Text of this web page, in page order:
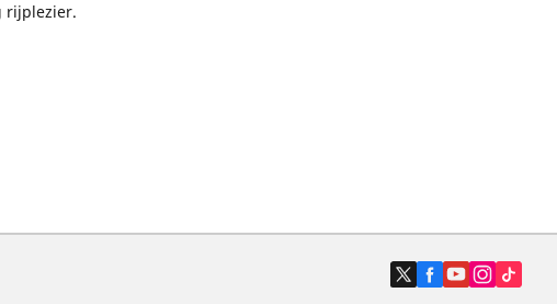
rijplezier.